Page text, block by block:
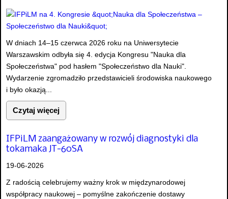
W dniach 14–15 czerwca 2026 roku na Uniwersytecie
Warszawskim odbyła się 4. edycja Kongresu "Nauka dla
Społeczeństwa" pod hasłem "Społeczeństwo dla Nauki".
Wydarzenie zgromadziło przedstawicieli środowiska naukowego
i było okazją...
Czytaj więcej
IFPiLM zaangażowany w rozwój diagnostyki dla
tokamaka JT-60SA
19-06-2026
Z radością celebrujemy ważny krok w międzynarodowej
współpracy naukowej – pomyślne zakończenie dostawy